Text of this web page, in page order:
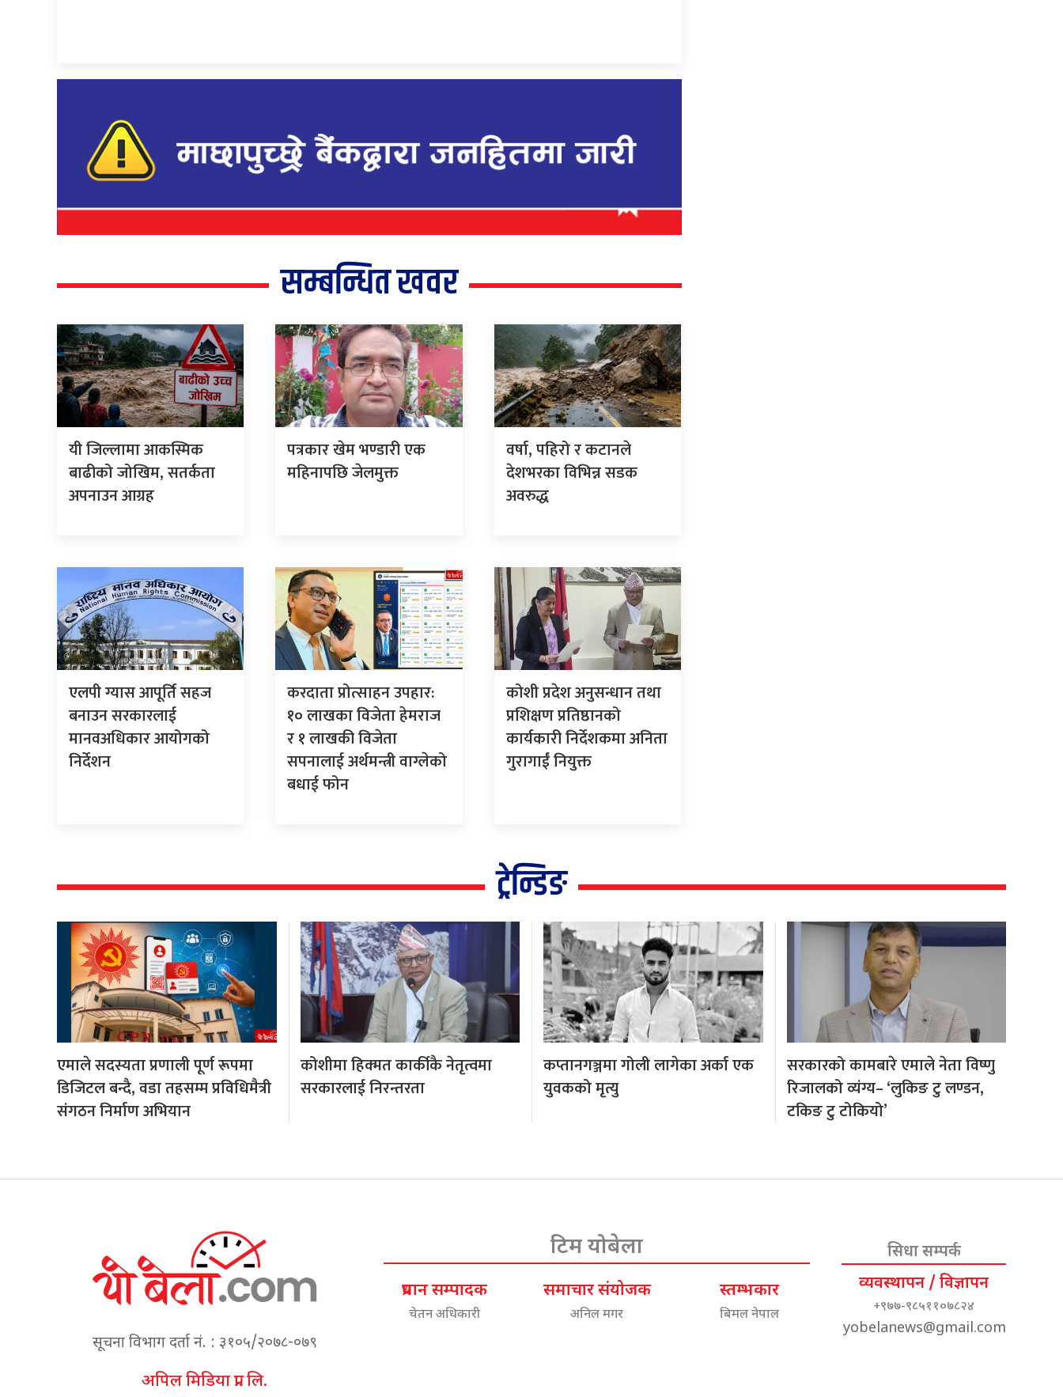
सम्बन्धित खवर
यी जिल्लामा आकस्मिक
बाढीको जोखिम, सतर्कता
अपनाउन आग्रह
पत्रकार खेम भण्डारी एक
महिनापछि जेलमुक्त
वर्षा, पहिरो र कटानले
देशभरका विभिन्न सडक
अवरुद्ध
एलपी ग्यास आपूर्ति सहज
बनाउन सरकारलाई
मानवअधिकार आयोगको
निर्देशन
करदाता प्रोत्साहन उपहार:
१० लाखका विजेता हेमराज
र १ लाखकी विजेता
सपनालाई अर्थमन्त्री वाग्लेको
बधाई फोन
कोशी प्रदेश अनुसन्धान तथा
प्रशिक्षण प्रतिष्ठानको
कार्यकारी निर्देशकमा अनिता
गुरागाईं नियुक्त
ट्रेन्डिङ
एमाले सदस्यता प्रणाली पूर्ण रूपमा
डिजिटल बन्दै, वडा तहसम्म प्रविधिमैत्री
संगठन निर्माण अभियान
कोशीमा हिक्मत कार्कीकै नेतृत्वमा
सरकारलाई निरन्तरता
कप्तानगञ्जमा गोली लागेका अर्का एक
युवकको मृत्यु
सरकारको कामबारे एमाले नेता विष्णु
रिजालको व्यंग्य– ‘लुकिङ टु लण्डन,
टकिङ टु टोकियो’
सूचना विभाग दर्ता नं. : ३१०५/२०७८-०७९
अपिल मिडिया प्रा. लि.
टिम योबेला
प्रधान सम्पादक
चेतन अधिकारी
समाचार संयोजक
अनिल मगर
स्तम्भकार
बिमल नेपाल
सिधा सम्पर्क
व्यवस्थापन / विज्ञापन
+९७७-९८५११०७८२४
yobelanews@gmail.com